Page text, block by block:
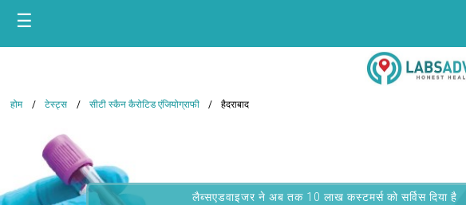
☰
होम टेस्ट्स सीटी स्कैन कैरोटिड एंजियोग्राफी हैदराबाद
लैब्सएडवाइजर ने अब तक 10 लाख कस्टमर्स को सर्विस दिया है